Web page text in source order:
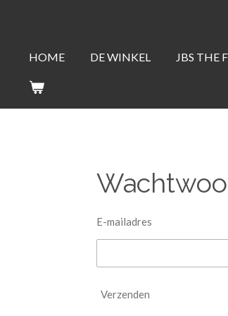
hoofdinhoud
HOME DE WINKEL JBS THE
E-mailadres
Verzenden